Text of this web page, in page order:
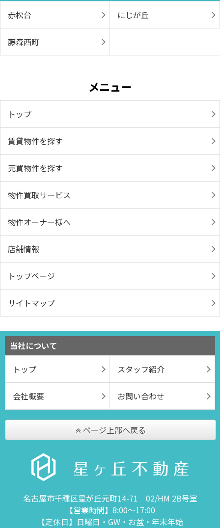
赤松台
にじが丘
藤森西町
メニュー
トップ
賃貸物件を探す
売買物件を探す
物件買取サービス
物件オーナー様へ
店舗情報
トップページ
サイトマップ
当社について
トップ
スタッフ紹介
会社概要 お問い合わせ
ページ上部へ戻る
名古屋市千種区星が丘元町14-71 02/HM 2B号室
【営業時間】8:00～17:00
【定休日】日曜日・GW・お盆・年末年始